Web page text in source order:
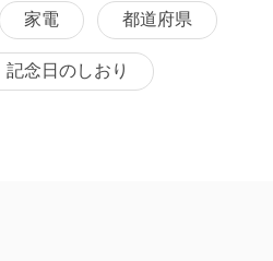
家電 都道府県
記念日のしおり